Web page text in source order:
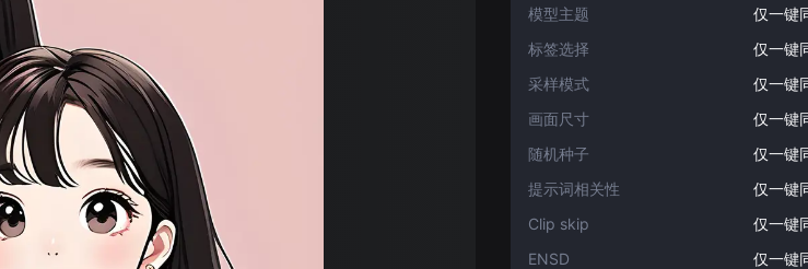
模型主题
仅一键
标签选择
仅一键
采样模式
仅一键
画面尺寸
仅一键
随机种子
仅一键
提示词相关性
仅一键
Clip skip
仅一键
ENSD
仅一键